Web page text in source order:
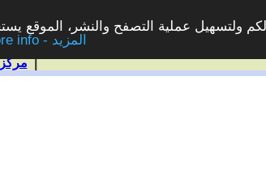
ولتسهيل عملية التصفح والنشر، الموقع
More info - المزيد
|